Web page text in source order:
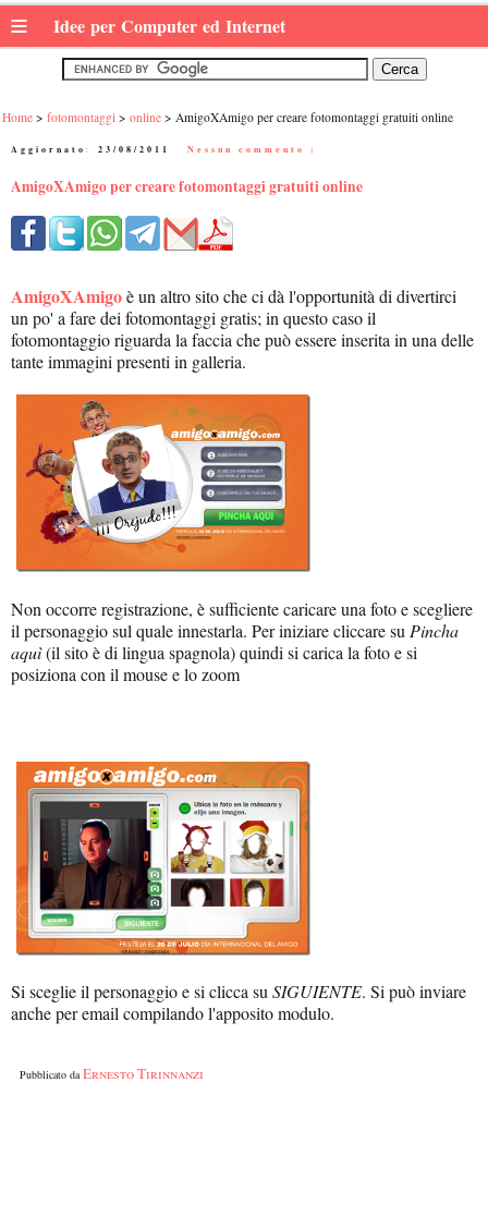
≡ Idee per Computer ed Internet
Home fotomontaggi online AmigoXAmigo per creare fotomontaggi gratuiti online
Aggiornato: 23/08/2011 Nessun commento :
AmigoXAmigo per creare fotomontaggi gratuiti online
AmigoXAmigoè un altro sito che ci dà l'opportunità di divertirci
un po' a fare dei fotomontaggi gratis; in questo caso il
fotomontaggio riguarda la faccia che può essere inserita in una delle
tante immagini presenti in galleria.
Non occorre registrazione, è sufficiente caricare una foto e scegliere
il personaggio sul quale innestarla. Per iniziare cliccare su Pincha
aquì(il sito è di lingua spagnola) quindi si carica la foto e si
posiziona con il mouse e lo zoom
Si sceglie il personaggio e si clicca suSIGUIENTE. Si può inviare
anche per email compilando l'apposito modulo.
Pubblicato daErnesto Tirinnanzi